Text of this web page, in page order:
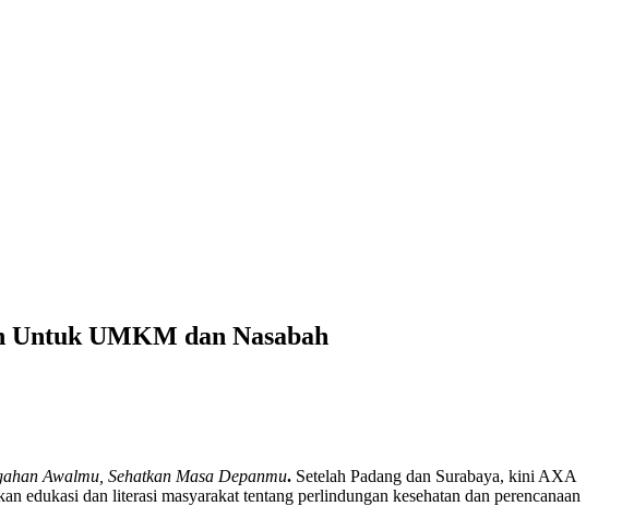
Untuk UMKM dan Nasabah
Awalmu, Sehatkan Masa Depanmu. Setelah Padang dan Surabaya, kini AXA
dan literasi masyarakat tentang perlindungan kesehatan dan perencanaan